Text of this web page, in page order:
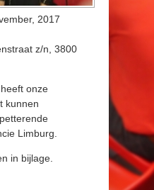
2017
z/n, 3800
onze
kunnen
Limburg.
in bijlage.